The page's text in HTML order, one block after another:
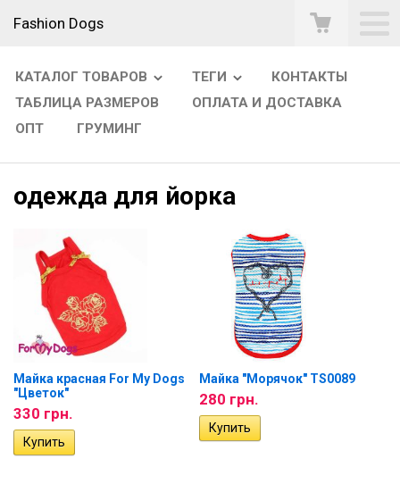
Fashion Dogs
КАТАЛОГ ТОВАРОВ ТЕГИ
КОНТАКТЫ
ТАБЛИЦА РАЗМЕРОВ
ОПЛАТА И ДОСТАВКА
ОПТ
ГРУМИНГ
одежда для йорка
Майка красная For My Dogs
"Цветок"
330 грн.
Майка "Морячок" TS0089
280 грн.